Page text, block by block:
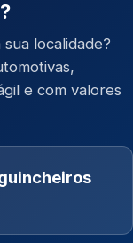
localidade?
e com valores